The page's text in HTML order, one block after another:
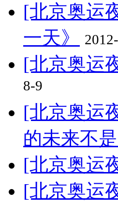
[北京奥运
一天》
[北京奥运
8-9
[北京奥运
的未来不是
[北京奥运
[北京奥运